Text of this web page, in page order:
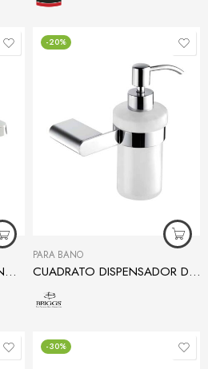
ACCESORIOS LÍNEA ECONÓMICA PORTACEPILLOS
-20%
PARA BAÑO
CUADRATO DISPENSADOR DE JABÓN
-30%